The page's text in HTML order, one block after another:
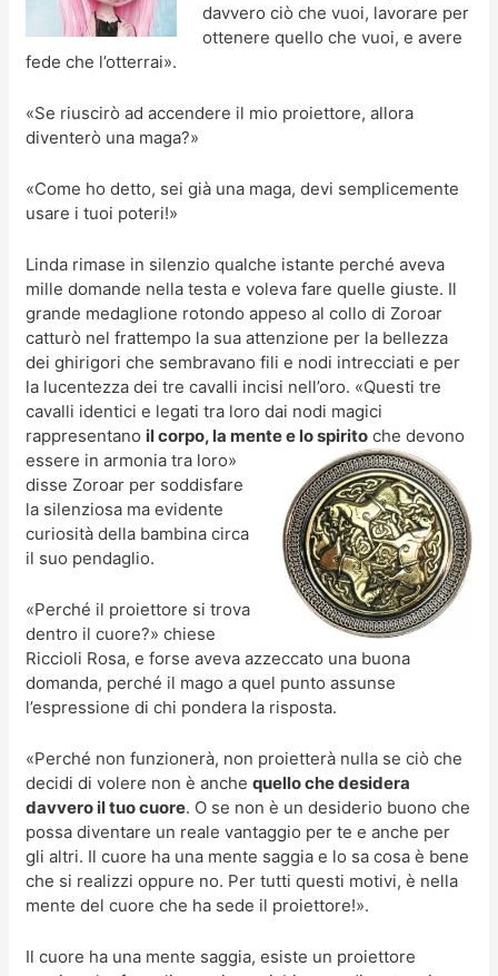
davvero ciò che vuoi, lavorare per
ottenere quello che vuoi, e avere
fede che l’otterrai».
«Se riuscirò ad accendere il mio proiettore, allora
diventerò una maga?»
«Come ho detto, sei già una maga, devi semplicemente
usare i tuoi poteri!»
Linda rimase in silenzio qualche istante perché aveva
mille domande nella testa e voleva fare quelle giuste. Il
grande medaglione rotondo appeso al collo di Zoroar
catturò nel frattempo la sua attenzione per la bellezza
dei ghirigori che sembravano fili e nodi intrecciati e per
la lucentezza dei tre cavalli incisi nell’oro. «Questi tre
cavalli identici e legati tra loro dai nodi magici
rappresentano il corpo, la mente e lo spirito che devono
essere in armonia tra loro»
disse Zoroar per soddisfare
la silenziosa ma evidente
curiosità della bambina circa
il suo pendaglio.
«Perché il proiettore si trova
dentro il cuore?» chiese
Riccioli Rosa, e forse aveva azzeccato una buona
domanda, perché il mago a quel punto assunse
l’espressione di chi pondera la risposta.
«Perché non funzionerà, non proietterà nulla se ciò che
decidi di volere non è anchequello che desidera
davvero il tuo cuore. O se non è un desiderio buono che
possa diventare un reale vantaggio per te e anche per
gli altri. Il cuore ha una mente saggia e lo sa cosa è bene
che si realizzi oppure no. Per tutti questi motivi, è nella
mente del cuore che ha sede il proiettore!».
Il cuore ha una mente saggia, esiste un proiettore